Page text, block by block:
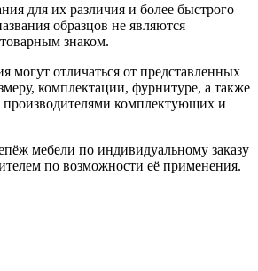
для их различия и более быстрого
образцов не являются
знаком.
могут отличаться от представленных
комплектации, фурнитуре, а также
комплектующих и
мебели по индивидуальному заказу
по возможности её применения.